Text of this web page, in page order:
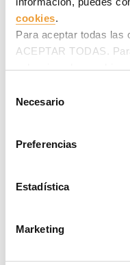
cookies.
Para aceptar todas las
ACEPTAR TODAS.
selecciona las cookies
después.
Necesario
Preferencias
Estadística
Marketing
Metro de Roma,
convertirá en la mayor